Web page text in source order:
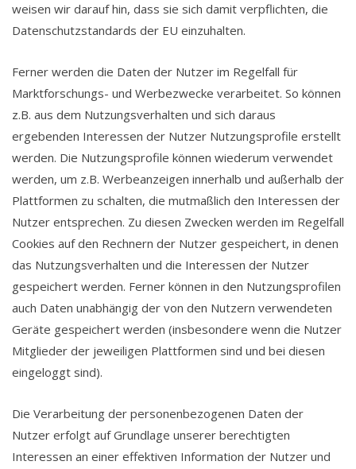
weisen wir darauf hin, dass sie sich damit verpflichten, die
Datenschutzstandards der EU einzuhalten.
Ferner werden die Daten der Nutzer im Regelfall für
Marktforschungs- und Werbezwecke verarbeitet. So können
z.B. aus dem Nutzungsverhalten und sich daraus
ergebenden Interessen der Nutzer Nutzungsprofile erstellt
werden. Die Nutzungsprofile können wiederum verwendet
werden, um z.B. Werbeanzeigen innerhalb und außerhalb der
Plattformen zu schalten, die mutmaßlich den Interessen der
Nutzer entsprechen. Zu diesen Zwecken werden im Regelfall
Cookies auf den Rechnern der Nutzer gespeichert, in denen
das Nutzungsverhalten und die Interessen der Nutzer
gespeichert werden. Ferner können in den Nutzungsprofilen
auch Daten unabhängig der von den Nutzern verwendeten
Geräte gespeichert werden (insbesondere wenn die Nutzer
Mitglieder der jeweiligen Plattformen sind und bei diesen
eingeloggt sind).
Die Verarbeitung der personenbezogenen Daten der
Nutzer erfolgt auf Grundlage unserer berechtigten
Interessen an einer effektiven Information der Nutzer und